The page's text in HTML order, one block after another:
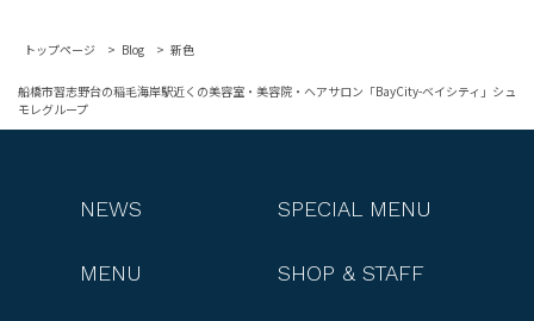
トップページ Blog 新色
船橋市習志野台の稲毛海岸駅近くの美容室・美容院・ヘアサロン「BayCity-ベイシティ」シュ
モレグループ
NEWS SPECIAL MENU
MENU SHOP & STAFF